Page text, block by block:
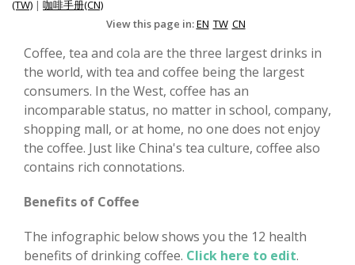
(TW) | 咖啡手册(CN)
View this page in:EN TW CN
Coffee, tea and cola are the three largest drinks in
the world, with tea and coffee being the largest
consumers. In the West, coffee has an
incomparable status, no matter in school, company,
shopping mall, or at home, no one does not enjoy
the coffee. Just like China's tea culture, coffee also
contains rich connotations.
Benefits of Coffee
The infographic below shows you the 12 health
benefits of drinking coffee. Click here to edit.